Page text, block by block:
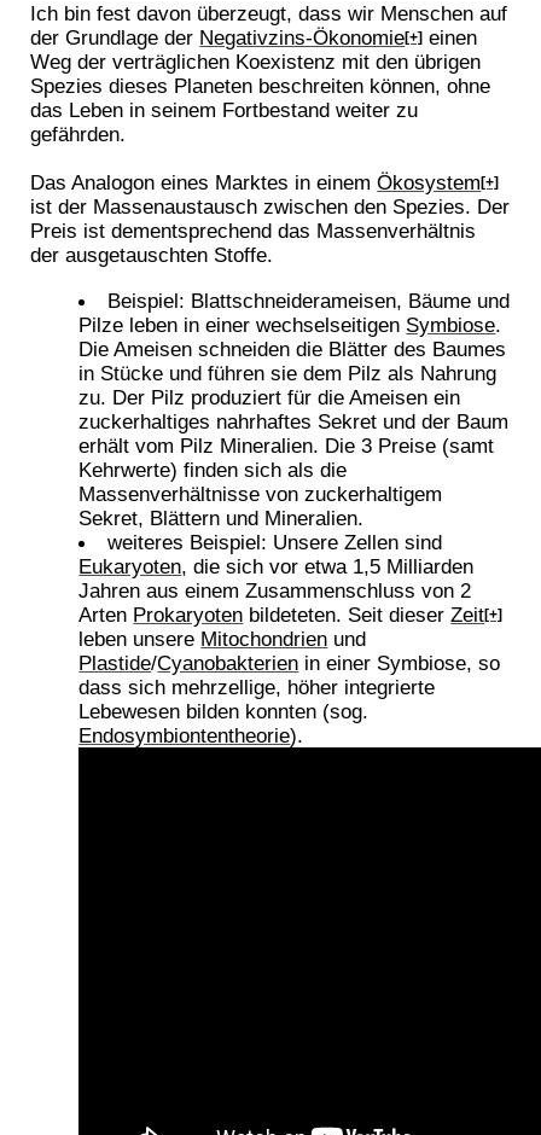
Ich bin fest davon überzeugt, dass wir Menschen auf
der Grundlage der Negativzins-Ökonomie[+] einen
Weg der verträglichen Koexistenz mit den übrigen
Spezies dieses Planeten beschreiten können, ohne
das Leben in seinem Fortbestand weiter zu
gefährden.
Das Analogon eines Marktes in einemÖkosystem[+]
ist der Massenaustausch zwischen den Spezies. Der
Preis ist dementsprechend das Massenverhältnis
der ausgetauschten Stoffe.
Beispiel: Blattschneiderameisen, Bäume und
Pilze leben in einer wechselseitigen Symbiose.
Die Ameisen schneiden die Blätter des Baumes
in Stücke und führen sie dem Pilz als Nahrung
zu. Der Pilz produziert für die Ameisen ein
zuckerhaltiges nahrhaftes Sekret und der Baum
erhält vom Pilz Mineralien. Die 3 Preise (samt
Kehrwerte) finden sich als die
Massenverhältnisse von zuckerhaltigem
Sekret, Blättern und Mineralien.
weiteres Beispiel: Unsere Zellen sind
Eukaryoten, die sich vor etwa 1,5 Milliarden
Jahren aus einem Zusammenschluss von 2
Arten Prokaryoten bildeteten. Seit dieserZeit[+]
leben unsere Mitochondrien und
Plastide/Cyanobakterien in einer Symbiose, so
dass sich mehrzellige, höher integrierte
Lebewesen bilden konnten (sog.
Endosymbiontentheorie).